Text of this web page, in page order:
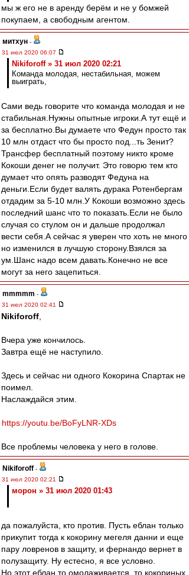
мы ж его не в аренду берём и не у бомжей
покупаем, а свободным агентом.
митхун -
31 июл 2020 06:07
Nikiforoff » 31 июл 2020 02:21
Команда молодая, нестабильная, можем
выиграть,
Сами ведь говорите что команда молодая и не
стабильная.Нужны опытные игроки.А тут ещё и
за бесплатно.Вы думаете что Федун просто так
10 млн отдаст что бы просто под...ть Зенит?
Трансфер бесплатный поэтому никто кроме
Кокоши денег не получит. Это говорю тем кто
думает что опять разводят Федуна на
деньги.Если будет валять дурака Ротенбергам
отдадим за 5-10 млн.У Кокоши возможно здесь
последний шанс что то показать.Если не было
случая со стулом он и дальше продолжал
вести себя.А сейчас я уверен что хоть не много
но изменился в лучшую сторону.Взялся за
ум.Шанс надо всем давать.Конечно не все
могут за него зацепиться.
mmmmm -
31 июл 2020 02:41
Nikiforoff
Вчера уже кончилось.
Завтра ещё не наступило.
Здесь и сейчас ни одного Кокорина Спартак не
поимел.
Наслаждайся этим.
https://youtu.be/BoFyLNR-XDs
Все проблемы человека у него в голове.
Nikiforoff -
31 июл 2020 02:21
морон » 31 июл 2020 01:43
да пожалуйста, кто против. Пусть еблан только
прикупит тогда к кокорину мегеля данни и еще
пару ловренов в защиту, и фернандо вернет в
полузащиту. Ну естесно, я все условно.
Но этот еблан то омолаживается, то кокориных